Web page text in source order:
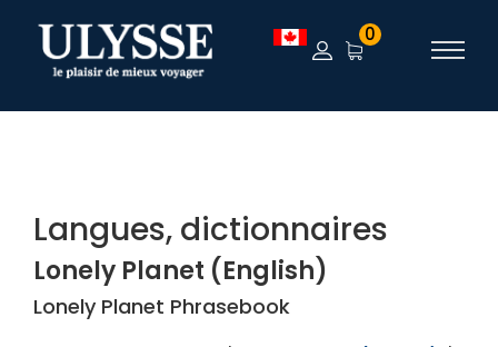
TEST 0
Langues, dictionnaires
Lonely Planet (English)
Lonely Planet Phrasebook